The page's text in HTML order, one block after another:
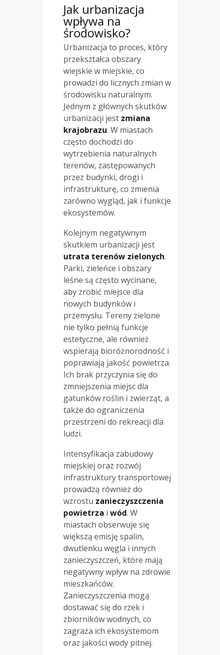
Jak urbanizacja
wpływa na
środowisko?
Urbanizacja to proces, który
przekształca obszary
wiejskie w miejskie, co
prowadzi do licznych zmian w
środowisku naturalnym.
Jednym z głównych skutków
urbanizacji jest zmiana
krajobrazu. W miastach
często dochodzi do
wytrzebienia naturalnych
terenów, zastępowanych
przez budynki, drogi i
infrastrukturę, co zmienia
zarówno wygląd, jak i funkcje
ekosystemów.
Kolejnym negatywnym
skutkiem urbanizacji jest
utrata terenów zielonych.
Parki, zieleńce i obszary
leśne są często wycinane,
aby zrobić miejsce dla
nowych budynków i
przemysłu. Tereny zielone
nie tylko pełnią funkcje
estetyczne, ale również
wspierają bioróżnorodność i
poprawiają jakość powietrza.
Ich brak przyczynia się do
zmniejszenia miejsc dla
gatunków roślin i zwierząt, a
także do ograniczenia
przestrzeni do rekreacji dla
ludzi.
Intensyfikacja zabudowy
miejskiej oraz rozwój
infrastruktury transportowej
prowadzą również do
wzrostu zanieczyszczenia
powietrza i wód. W
miastach obserwuje się
większą emisję spalin,
dwutlenku węgla i innych
zanieczyszczeń, które mają
negatywny wpływ na zdrowie
mieszkańców.
Zanieczyszczenia mogą
dostawać się do rzek i
zbiorników wodnych, co
zagraża ich ekosystemom
oraz jakości wody pitnej.